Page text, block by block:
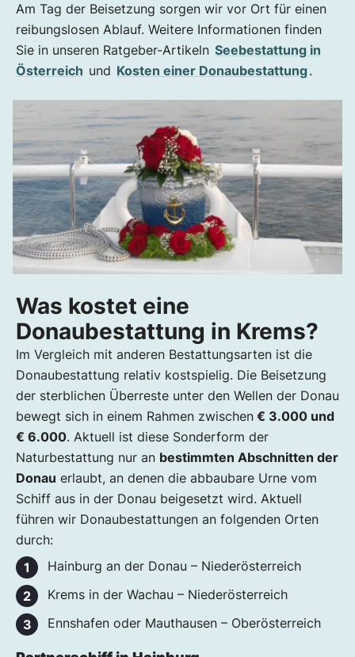
Am Tag der Beisetzung sorgen wir vor Ort für einen
reibungslosen Ablauf. Weitere Informationen finden
Sie in unseren Ratgeber-Artikeln Seebestattung in
Österreich und Kosten einer Donaubestattung.
Was kostet eine
Donaubestattung in Krems?
Im Vergleich mit anderen Bestattungsarten ist die
Donaubestattung relativ kostspielig. Die Beisetzung
der sterblichen Überreste unter den Wellen der Donau
bewegt sich in einem Rahmen zwischen € 3.000 und
€ 6.000. Aktuell ist diese Sonderform der
Naturbestattung nur an bestimmten Abschnitten der
Donau erlaubt, an denen die abbaubare Urne vom
Schiff aus in der Donau beigesetzt wird. Aktuell
führen wir Donaubestattungen an folgenden Orten
durch:
Hainburg an der Donau – Niederösterreich
Krems in der Wachau – Niederösterreich
Ennshafen oder Mauthausen – Oberösterreich